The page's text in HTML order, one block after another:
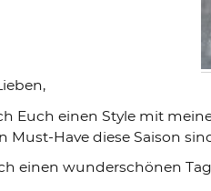
Euch einen Style mit
Must-Have diese Saison
einen wunderschönen